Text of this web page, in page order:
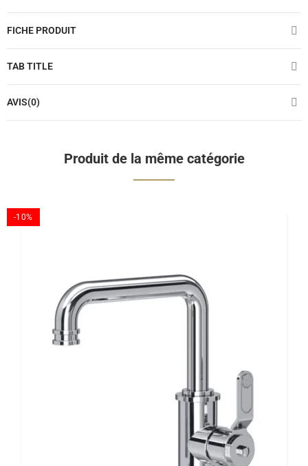
FICHE PRODUIT
TAB TITLE
AVIS(0)
Produit de la même catégorie
-10%